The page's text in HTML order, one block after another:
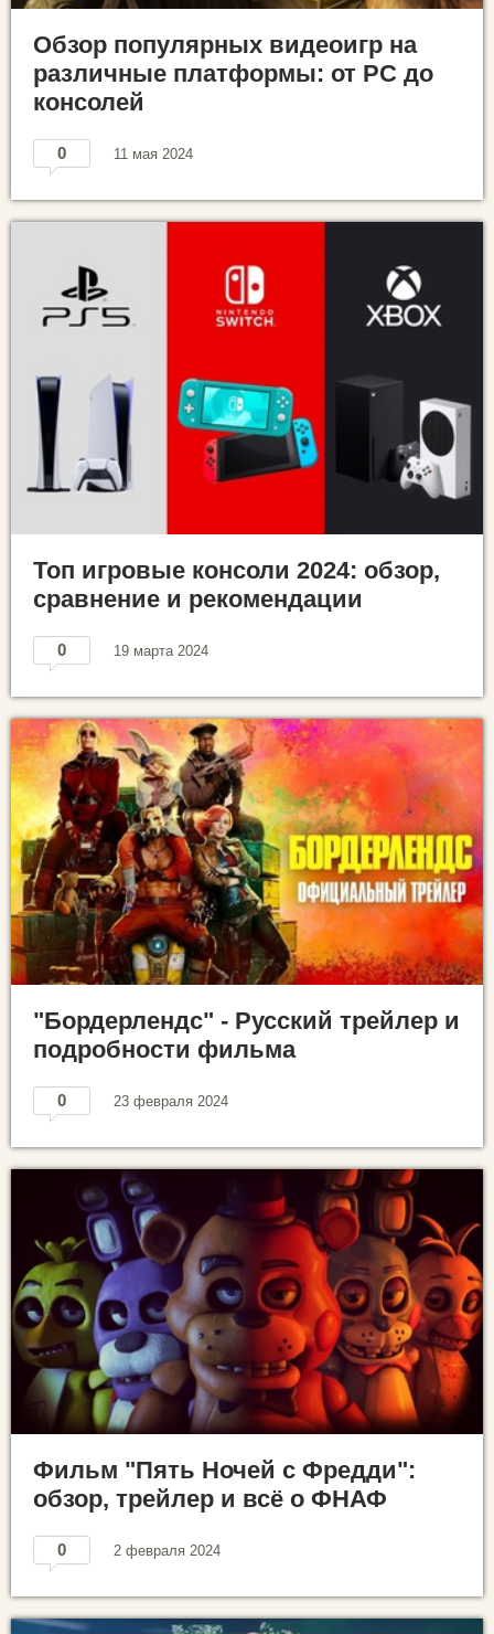
Обзор популярных видеоигр на
различные платформы: от PC до
консолей
0 11 мая 2024
Топ игровые консоли 2024: обзор,
сравнение и рекомендации
0 19 марта 2024
"Бордерлендс" - Русский трейлер и
подробности фильма
0 23 февраля 2024
Фильм "Пять Ночей с Фредди":
обзор, трейлер и всё о ФНАФ
0 2 февраля 2024